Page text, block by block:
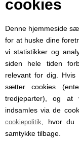
cookies
Denne hjemmeside
for at huske dine
vi statistikker og
siden hele tiden
relevant for dig.
sætter cookies
tredjeparter), og at
indsamles via de
cookiepolitik , hvor
samtykke tilbage.
Produktet er endnu ikke
MÅSKE